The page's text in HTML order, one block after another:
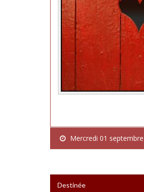
Mercredi 01 septembre
Destinée